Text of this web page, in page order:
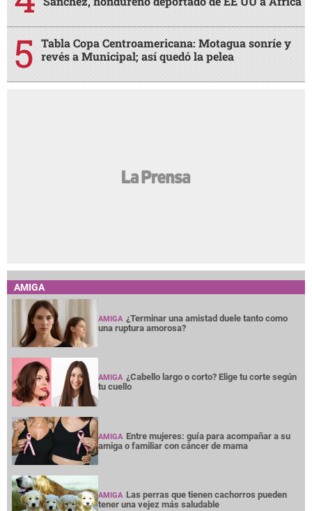
Tabla Copa Centroamericana: Motagua sonríe y
revés a Municipal; así quedó la pelea
AMIGA
AMIGA ¿Terminar una amistad duele tanto como
una ruptura amorosa?
AMIGA ¿Cabello largo o corto? Elige tu corte según
tu cuello
AMIGA Entre mujeres: guía para acompañar a su
amiga o familiar con cáncer de mama
AMIGA Las perras que tienen cachorros pueden
tener una vejez más saludable